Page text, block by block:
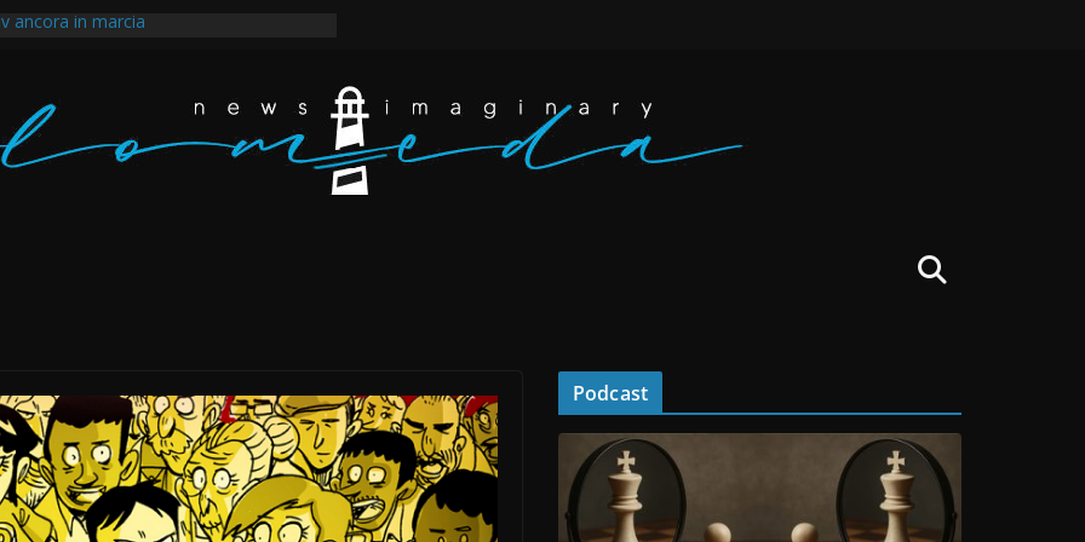
ancora in marcia
scarafaggi ha messo al muro il
Eravamo dappertutto
il tempo della rabbia e della rivolta a
Podcast